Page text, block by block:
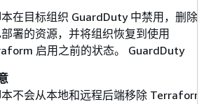
在目标组织 GuardDuty 中禁用，删除所
署的资源，并将组织恢复到使用
启用之前的状态。 GuardDuty
不会从本地和远程后端移除 Terraform